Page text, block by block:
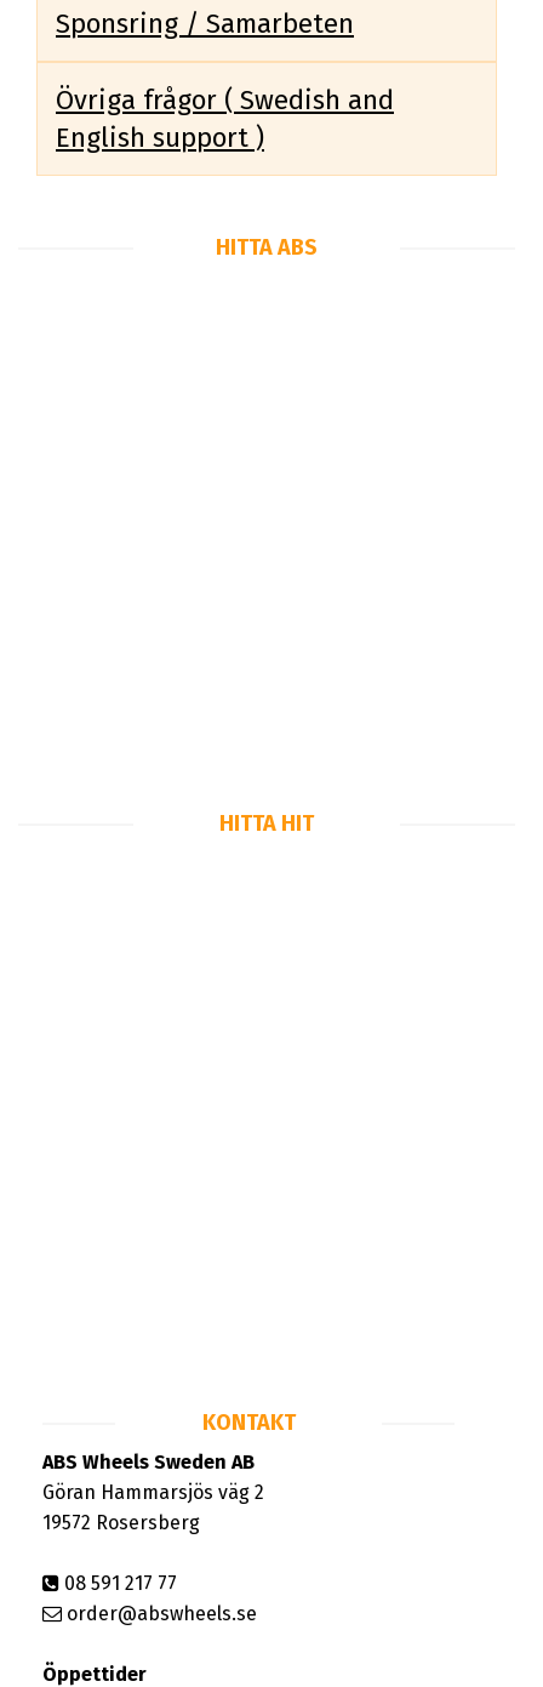
Sponsring / Samarbeten
Övriga frågor ( Swedish and
English support )
HITTA ABS
HITTA HIT
KONTAKT
ABS Wheels Sweden AB
Göran Hammarsjös väg 2
19572 Rosersberg
08 591 217 77
order@abswheels.se
Öppettider